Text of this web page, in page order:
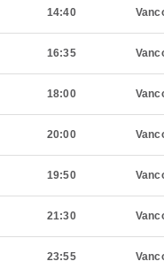
14:40
16:35
18:00
20:00
19:50
21:30
23:55